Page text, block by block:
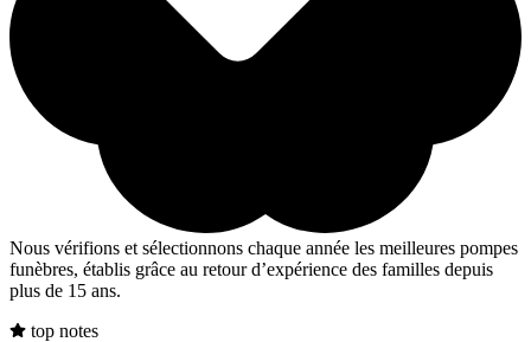
Nous vérifions et sélectionnons chaque année les meilleures pompes
funèbres, établis grâce au retour d’expérience des familles depuis
plus de 15 ans.
top notes